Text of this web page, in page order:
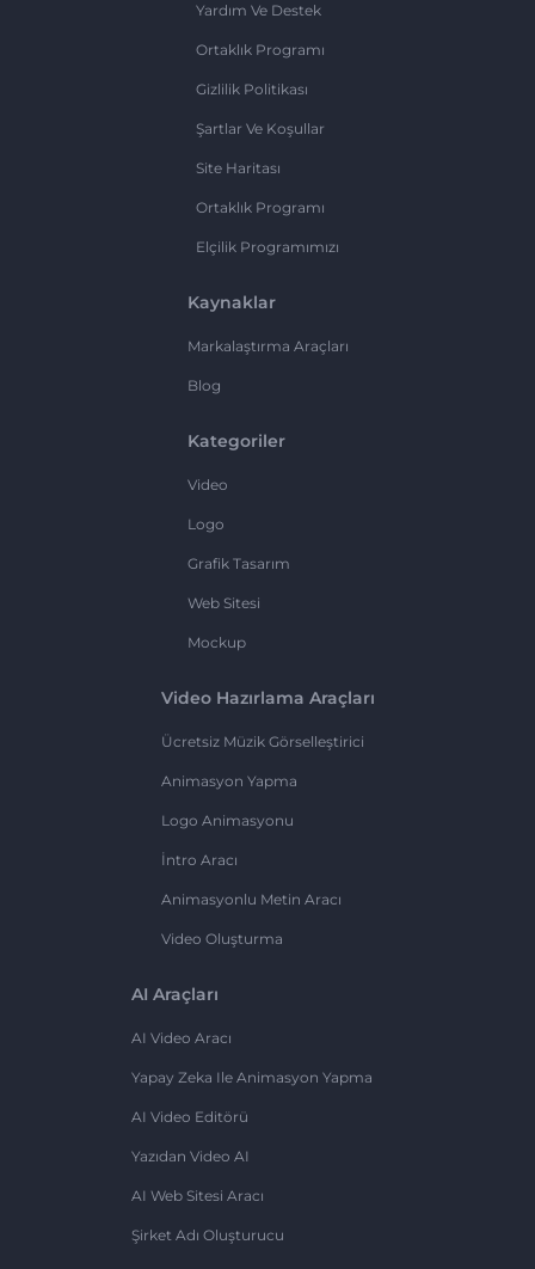
Yardım Ve Destek
Ortaklık Programı
Gizlilik Politikası
Şartlar Ve Koşullar
Site Haritası
Ortaklık Programı
Elçilik Programımızı
Kaynaklar
Markalaştırma Araçları
Blog
Kategoriler
Video
Logo
Grafik Tasarım
Web Sitesi
Mockup
Video Hazırlama Araçları
Ücretsiz Müzik Görselleştirici
Animasyon Yapma
Logo Animasyonu
İntro Aracı
Animasyonlu Metin Aracı
Video Oluşturma
AI Araçları
AI Video Aracı
Yapay Zeka Ile Animasyon Yapma
AI Video Editörü
Yazıdan Video AI
AI Web Sitesi Aracı
Şirket Adı Oluşturucu